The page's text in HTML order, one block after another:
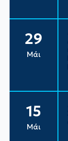
29
Μάι
15
Μάι